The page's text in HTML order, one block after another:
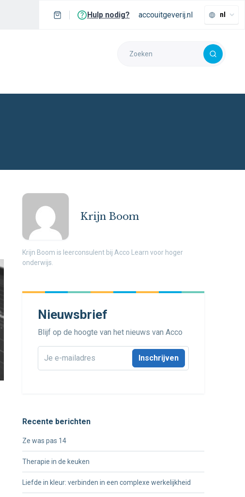
Hulp nodig? accouitgeverij.nl nl
Krijn Boom
Krijn Boom is leerconsulent bij Acco Learn voor hoger
onderwijs.
Nieuwsbrief
Blijf op de hoogte van het nieuws van Acco
Recente berichten
Ze was pas 14
Therapie in de keuken
Liefde in kleur: verbinden in een complexe werkelijkheid